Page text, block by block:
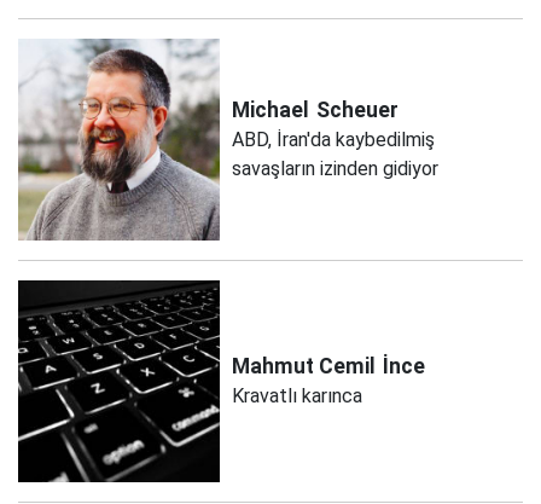
Michael Scheuer
ABD, İran'da kaybedilmiş
savaşların izinden gidiyor
Mahmut Cemil İnce
Kravatlı karınca